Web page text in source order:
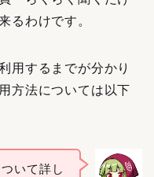
るわけです。
用するまでが分かり
方法については以下
いて詳し